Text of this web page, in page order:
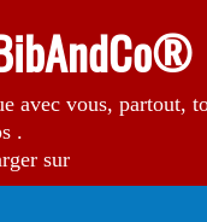
avec vous, partout,
.
sur